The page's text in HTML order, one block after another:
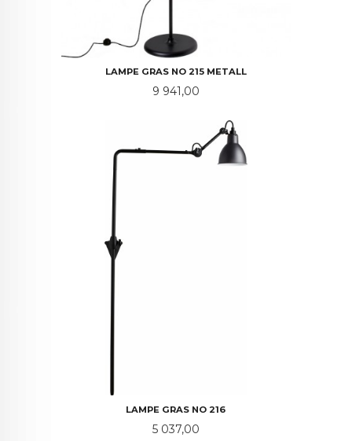
LAMPE GRAS NO 215 METALL
Pris
9 941,00
LAMPE GRAS NO 216
Pris
5 037,00